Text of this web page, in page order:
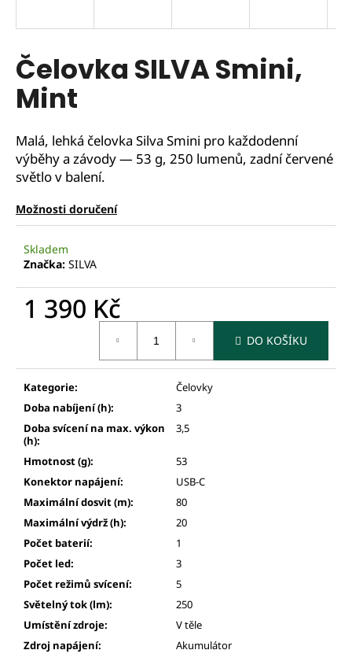
Čelovka SILVA Smini,
Mint
Malá, lehká čelovka Silva Smini pro každodenní
výběhy a závody — 53 g, 250 lumenů, zadní červené
světlo v balení.
Možnosti doručení
Skladem
Značka: SILVA
1 390 Kč
DO KOŠÍKU
Kategorie:
Čelovky
Doba nabíjení (h):
3
Doba svícení na max. výkon
(h):
3,5
Hmotnost (g):
53
Konektor napájení:
USB-C
Maximální dosvit (m):
80
Maximální výdrž (h):
20
Počet baterií:
1
Počet led:
3
Počet režimů svícení:
5
Světelný tok (lm):
250
Umístění zdroje:
V těle
Zdroj napájení: Akumulátor